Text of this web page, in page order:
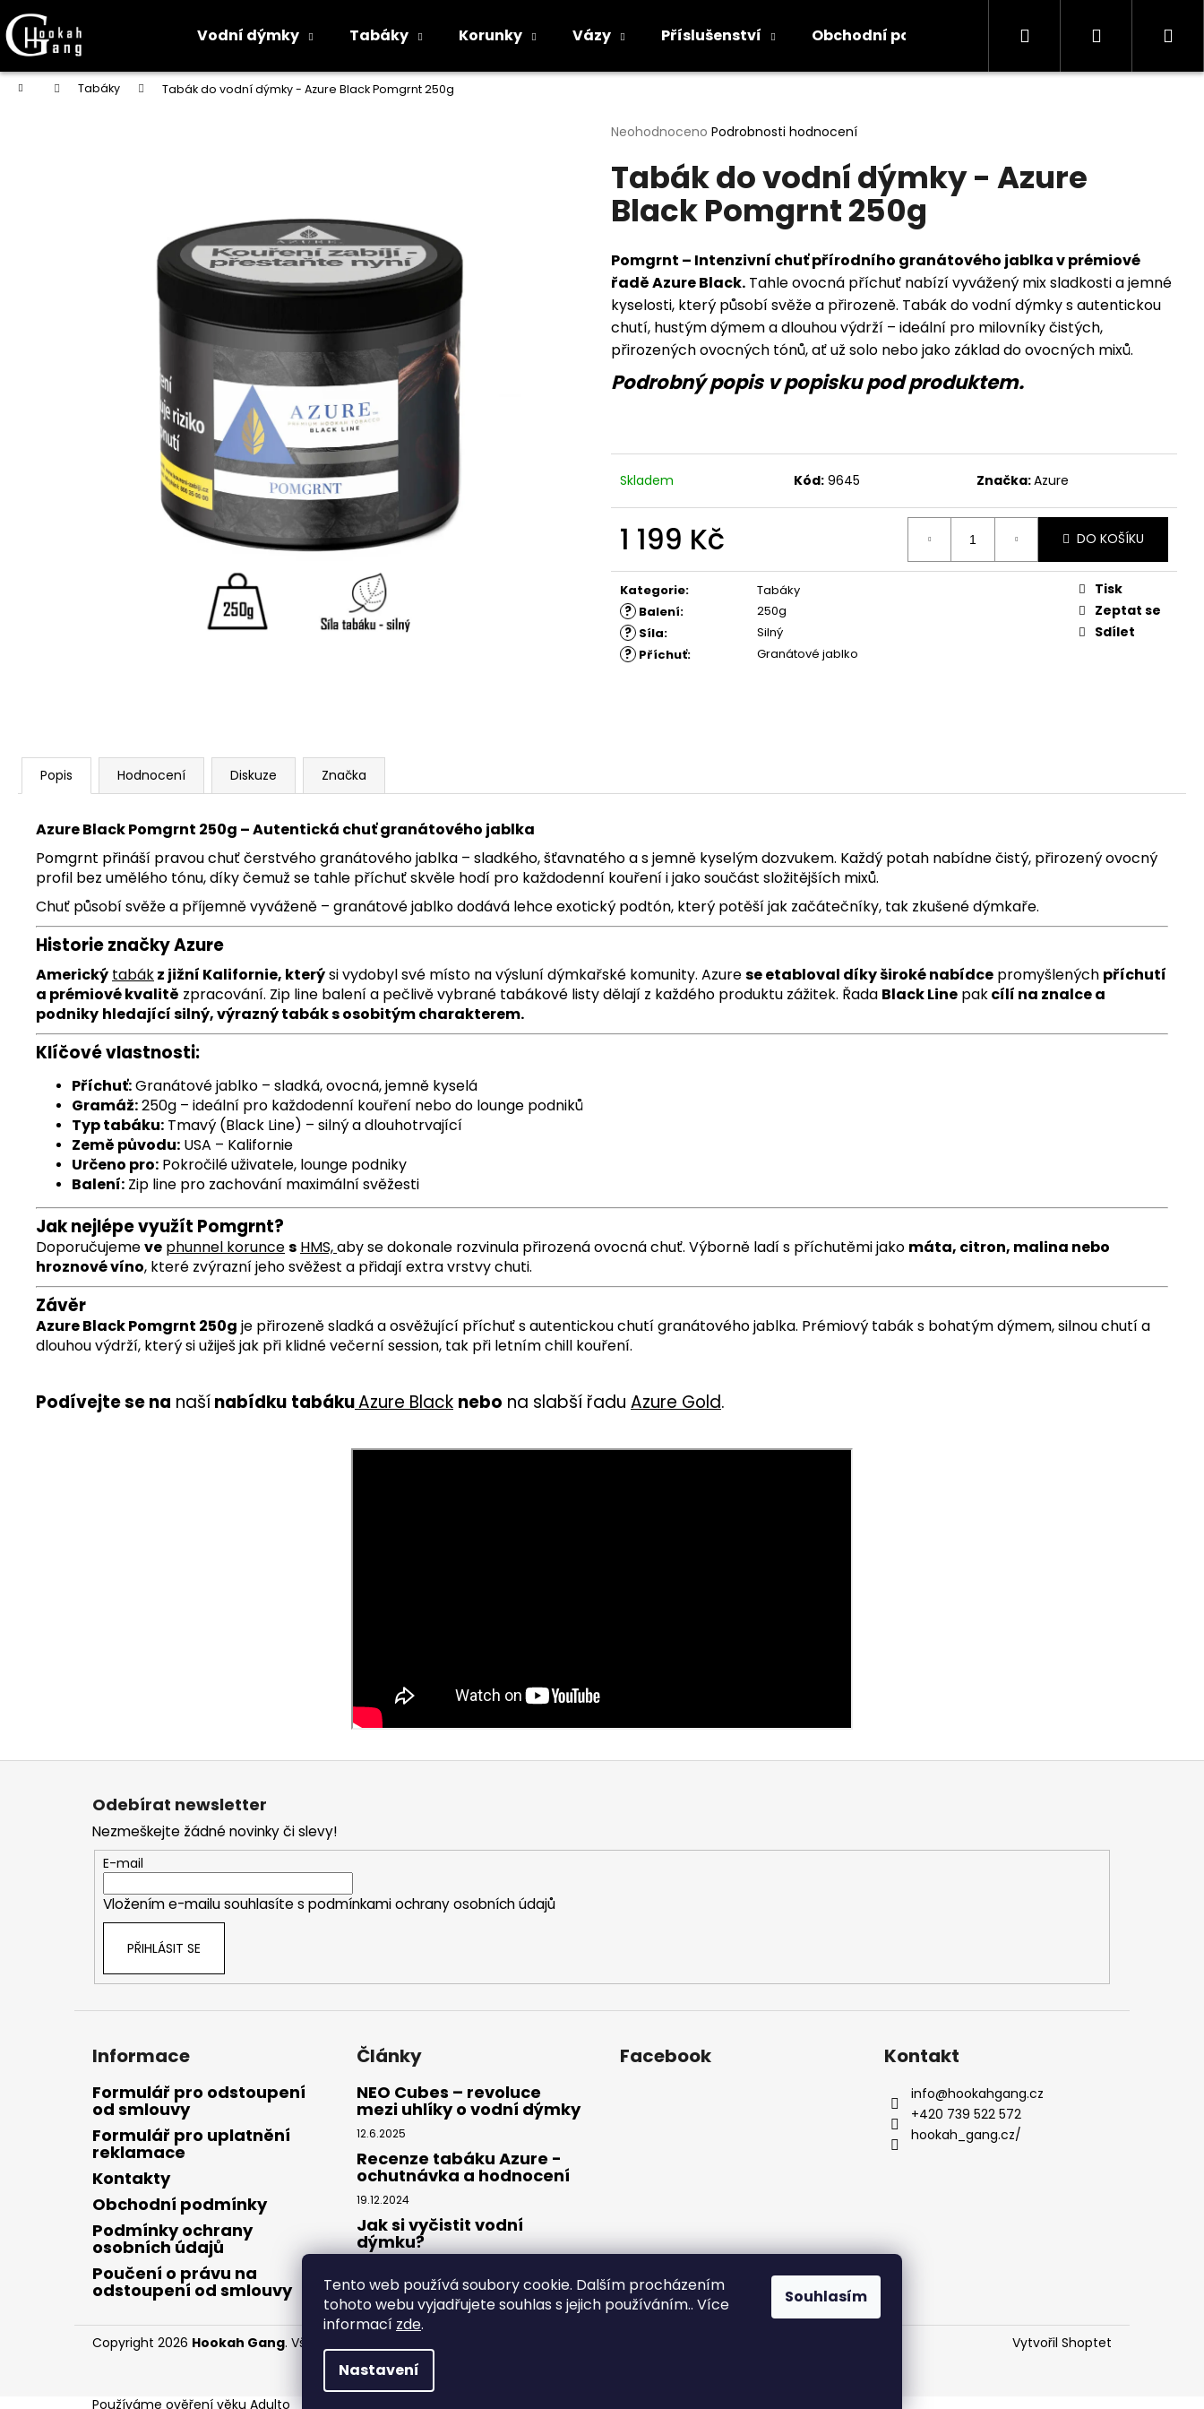
Tento web používá soubory cookie. Dalším procházením
tohoto webu vyjadřujete souhlas s jejich používáním.. Více
informací zde.
Nastavení
Souhlasím
Přejít
Vodní dýmky Tabáky Korunky Vázy Příslušenství Obchodní podmínky Kontakty Informace
Hledat Přihlášení
Domů Tabáky Tabák do vodní dýmky - Azure Black Pomgrnt 250g
Průměrné
produktu
0,0
Neohodnoceno Podrobnosti hodnocení
Tabák do vodní dýmky - Azure
Black Pomgrnt 250g
Pomgrnt – Intenzivní chuť přírodního granátového jablka v prémiové
řadě Azure Black. Tahle ovocná příchuť nabízí vyvážený mix sladkosti a jemné
kyselosti, který působí svěže a přirozeně. Tabák do vodní dýmky s autentickou
chutí, hustým dýmem a dlouhou výdrží – ideální pro milovníky čistých,
přirozených ovocných tónů, ať už solo nebo jako základ do ovocných mixů.
Podrobný popis v popisku pod produktem.
Skladem Kód: 9645 Značka:Azure
1 199 Kč
cena:
DO KOŠÍKU
Kategorie: Tabáky
? Balení: 250g
? Síla: Silný
? Příchuť: Granátové jablko
Tisk
Zeptat se
Sdílet
Popis Hodnocení Diskuze Značka
Azure Black Pomgrnt 250g – Autentická chuť granátového jablka
Pomgrnt přináší pravou chuť čerstvého granátového jablka – sladkého, šťavnatého a s jemně kyselým dozvukem. Každý potah nabídne čistý, přirozený ovocný
profil bez umělého tónu, díky čemuž se tahle příchuť skvěle hodí pro každodenní kouření i jako součást složitějších mixů.
Chuť působí svěže a příjemně vyváženě – granátové jablko dodává lehce exotický podtón, který potěší jak začátečníky, tak zkušené dýmkaře.
Historie značky Azure
Americký tabákz jižní Kalifornie, kterýsi vydobyl své místo na výsluní dýmkařské komunity. Azurese etabloval díky široké nabídce promyšlených příchutí
a prémiové kvalitě zpracování. Zip line balení a pečlivě vybrané tabákové listy dělají z každého produktu zážitek. Řada Black Line pakcílí na znalce a
podniky hledající silný, výrazný tabák s osobitým charakterem.
Klíčové vlastnosti:
Příchuť:Granátové jablko – sladká, ovocná, jemně kyselá
Gramáž:250g – ideální pro každodenní kouření nebo do lounge podniků
Typ tabáku: Tmavý (Black Line) – silný a dlouhotrvající
Země původu: USA – Kalifornie
Určeno pro: Pokročilé uživatele, lounge podniky
Balení: Zip line pro zachování maximální svěžesti
Jak nejlépe využít Pomgrnt?
Doporučujemeve phunnel korunces HMS,aby se dokonale rozvinula přirozená ovocná chuť. Výborně ladí s příchutěmi jako máta, citron, malina nebo
hroznové víno, které zvýrazní jeho svěžest a přidají extra vrstvy chuti.
Závěr
Azure Black Pomgrnt 250g je přirozeně sladká a osvěžující příchuť s autentickou chutí granátového jablka. Prémiový tabák s bohatým dýmem, silnou chutí a
dlouhou výdrží, který si užiješ jak při klidné večerní session, tak při letním chill kouření.
Podívejte se na našínabídku tabákuAzure Black nebo na slabší řadu Azure Gold.
o
š
í
Zpět
do
obchodu
Zpět
do
obchodu
Co potřebujete najít?
HLEDAT
Doporučujeme
Z
Odebírat newsletter
Nezmeškejte žádné novinky či slevy!
E-mail
Vložením e-mailu souhlasíte s podmínkami ochrany osobních údajů
PŘIHLÁSIT SE
Informace
Formulář pro odstoupení
od smlouvy
Formulář pro uplatnění
reklamace
Kontakty
Obchodní podmínky
Podmínky ochrany
osobních údajů
Poučení o právu na
odstoupení od smlouvy
Články
NEO Cubes – revoluce
mezi uhlíky o vodní dýmky
12.6.2025
Recenze tabáku Azure -
ochutnávka a hodnocení
19.12.2024
Jak si vyčistit vodní
dýmku?
Facebook Kontakt
info@hookahgang.cz
+420 739 522 572
hookah_gang.cz/
Vytvořil Shoptet
Copyright 2026 Hookah Gang. Všechna práva vyhrazena.
Používáme ověření věku Adulto